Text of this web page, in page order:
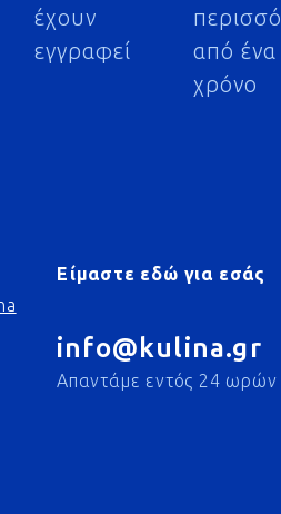
έχουν
εγγραφεί
από ένα
χρόνο
Είμαστε εδώ για εσάς
info@kulina.gr
Απαντάμε εντός 24 ωρών